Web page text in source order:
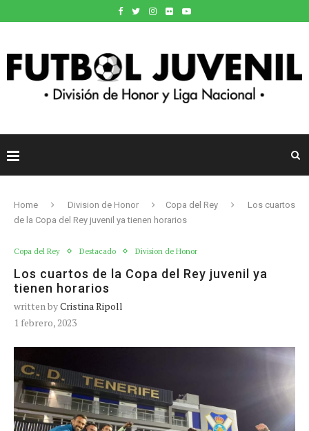
Home Division de Honor Copa del Rey
Los cuartos
de la Copa del Rey juvenil ya tienen horarios
Copa del Rey Destacado Division de Honor
Los cuartos de la Copa del Rey juvenil ya
tienen horarios
written byCristina Ripoll
1 febrero, 2023